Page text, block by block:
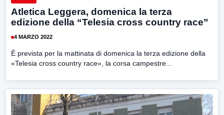
Atletica Leggera, domenica la terza
edizione della “Telesia cross country race”
4 MARZO 2022
È prevista per la mattinata di domenica la terza edizione della
«Telesia cross country race», la corsa campestre...